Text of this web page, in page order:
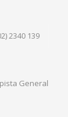
2340 139
General